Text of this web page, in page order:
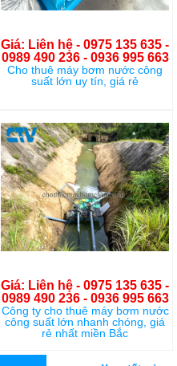
Giá: Liên hệ - 0975 135 635 -
0989 490 236 - 0936 995 663
Cho thuê máy bơm nước công
suất lớn uy tín, giá rẻ
Giá: Liên hệ - 0975 135 635 -
0989 490 236 - 0936 995 663
Công ty cho thuê máy bơm nước
công suất lớn nhanh chóng, giá
rẻ nhất miền Bắc